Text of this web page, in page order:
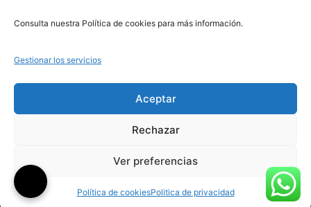
Consulta nuestra Política de cookies para más información.
Gestionar los servicios
Aceptar
Rechazar
Ver preferencias
Política de cookiesPolitica de privacidad
Blog
Legal
Aviso Legal
Política de Cookies
Política de Privacidad